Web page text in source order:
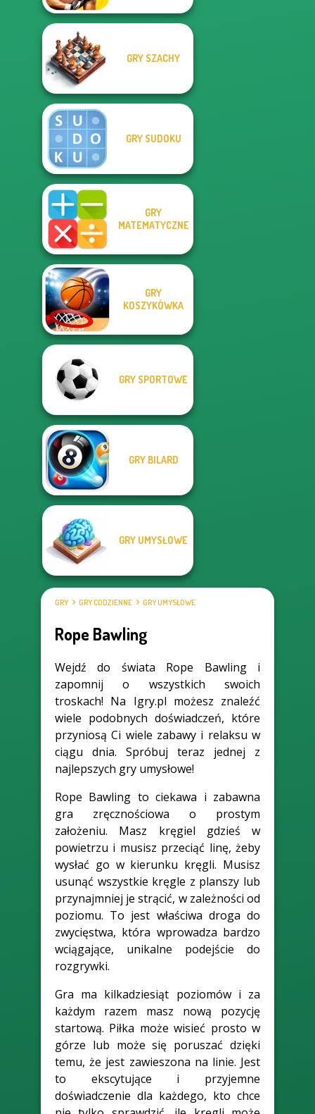
GRY SZACHY
GRY SUDOKU
GRY
MATEMATYCZNE
GRY
KOSZYKÓWKA
GRY SPORTOWE
GRY BILARD
GRY UMYSŁOWE
GRY GRY CODZIENNE GRY UMYSŁOWE
Rope Bawling
Wejdź do świata Rope Bawling i
zapomnij o wszystkich swoich
troskach! Na Igry.pl możesz znaleźć
wiele podobnych doświadczeń, które
przyniosą Ci wiele zabawy i relaksu w
ciągu dnia. Spróbuj teraz jednej z
najlepszych gry umysłowe!
Rope Bawling to ciekawa i zabawna
gra zręcznościowa o prostym
założeniu. Masz kręgiel gdzieś w
powietrzu i musisz przeciąć linę, żeby
wysłać go w kierunku kręgli. Musisz
usunąć wszystkie kręgle z planszy lub
przynajmniej je strącić, w zależności od
poziomu. To jest właściwa droga do
zwycięstwa, która wprowadza bardzo
wciągające, unikalne podejście do
rozgrywki.
Gra ma kilkadziesiąt poziomów i za
każdym razem masz nową pozycję
startową. Piłka może wisieć prosto w
górze lub może się poruszać dzięki
temu, że jest zawieszona na linie. Jest
to ekscytujące i przyjemne
doświadczenie dla każdego, kto chce